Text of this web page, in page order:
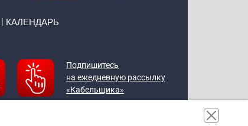
КАЛЕНДАРЬ
Подпишитесь
на ежедневную рассылку
«Кабельщика»